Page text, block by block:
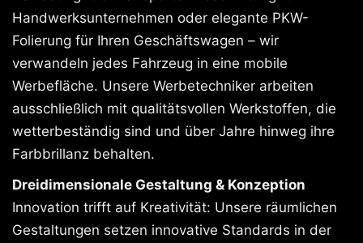
Handwerksunternehmen oder elegante PKW-
Folierung für Ihren Geschäftswagen – wir
verwandeln jedes Fahrzeug in eine mobile
Werbefläche. Unsere Werbetechniker arbeiten
ausschließlich mit qualitätsvollen Werkstoffen, die
wetterbeständig sind und über Jahre hinweg ihre
Farbbrillanz behalten.
Dreidimensionale Gestaltung & Konzeption
Innovation trifft auf Kreativität: Unsere räumlichen
Gestaltungen setzen innovative Standards in der